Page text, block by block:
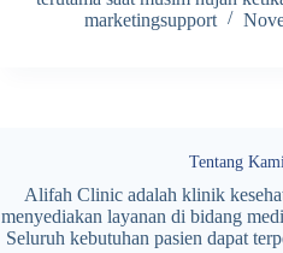
marketingsupport
Tentang Kami
Alifah Clinic adalah klinik
menyediakan layanan di bidang
Seluruh kebutuhan pasien dapat